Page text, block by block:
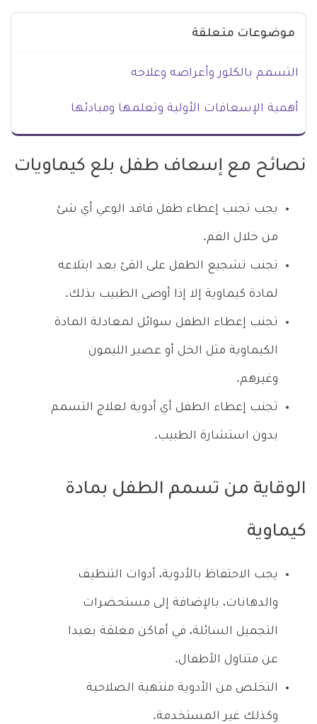
موضوعات متعلقة
التسمم بالكلور وأعراضه وعلاجه
أهمية الإسعافات الأولية وتعلمها ومبادئها
نصائح مع إسعاف طفل بلع كيماويات
يجب تجنب إعطاء طفل فاقد الوعي أي شئ
من خلال الفم.
تجنب تشجيع الطفل على القئ بعد ابتلاعه
لمادة كيماوية إلا إذا أوصى الطبيب بذلك.
تجنب إعطاء الطفل سوائل لمعادلة المادة
الكيماوية مثل الخل أو عصير الليمون
وغيرهم.
تجنب إعطاء الطفل أي أدوية لعلاج التسمم
بدون استشارة الطبيب.
الوقاية من تسمم الطفل بمادة
كيماوية
يجب الاحتفاظ بالأدوية، أدوات التنظيف
والدهانات، بالإضافة إلى مستحضرات
التجميل السائلة، في أماكن مغلقة بعيدا
عن متناول الأطفال.
التخلص من الأدوية منتهية الصلاحية
وكذلك غير المستخدمة.